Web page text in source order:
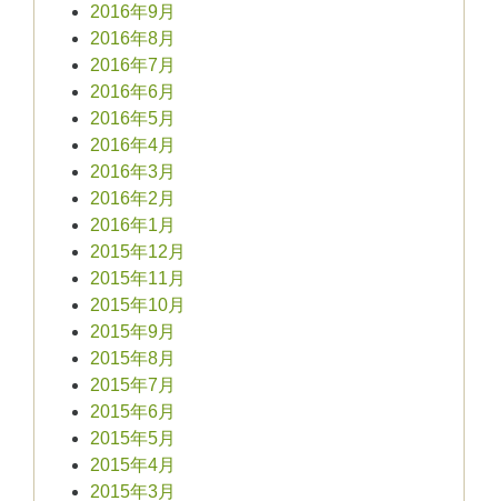
2016年9月
2016年8月
2016年7月
2016年6月
2016年5月
2016年4月
2016年3月
2016年2月
2016年1月
2015年12月
2015年11月
2015年10月
2015年9月
2015年8月
2015年7月
2015年6月
2015年5月
2015年4月
2015年3月